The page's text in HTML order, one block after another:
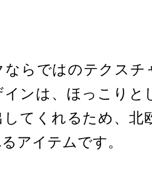
ならではのテクスチ
ンは、ほっこりと
してくれるため、北
アイテムです。